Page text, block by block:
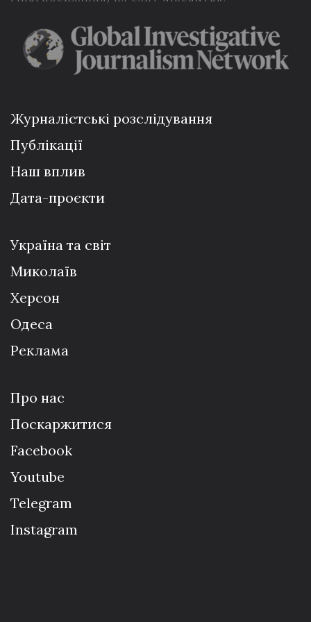
Журналістські розслідування
Публікації
Наш вплив
Дата-проєкти
Україна та світ
Миколаїв
Херсон
Одеса
Реклама
Про нас
Поскаржитися
Facebook
Youtube
Telegram
Instagram